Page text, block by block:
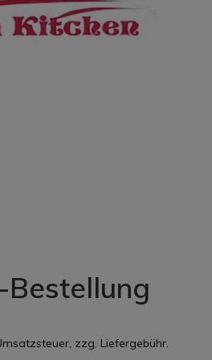
Bestellung
zzg. Liefergebühr.